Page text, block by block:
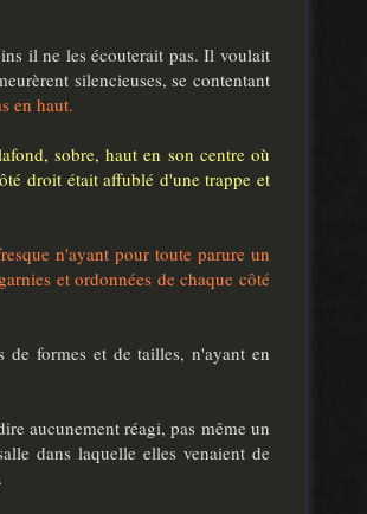
il ne les écouterait pas. Il voulait
silencieuses, se contentant
en haut.
sobre, haut en son centre où
droit était affublé d'une trappe et
n'ayant pour toute parure un
et ordonnées de chaque côté
de formes et de tailles, n'ayant en
aucunement réagi, pas même un
dans laquelle elles venaient de